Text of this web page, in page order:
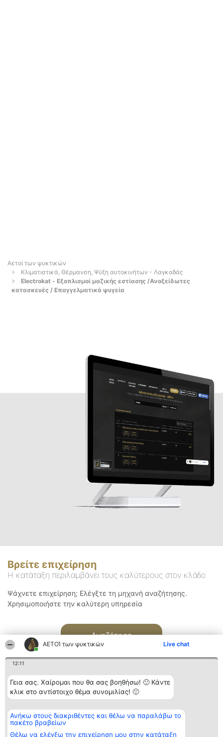
ΑΕΤΟΊ των ψυκτικών Live chat
12:11
Γεια σας. Χαίρομαι που θα σας βοηθήσω! 🙂 Κάντε
κλικ στο αντίστοιχο θέμα συνομιλίας! 🙂
Ανήκω στους διακριθέντες και θέλω να παραλάβω το
πακέτο βραβείων
Θέλω να ελέγξω την επιχείρηση μου στην κατάταξη
Αετοί των ψυκτικών
Κλιματιστικά, Θέρμανση, Ψύξη αυτοκινήτων - Λαγκαδάς
Electrokat - Εξοπλισμοί μαζικής εστίασης /Ανοξείδωτες
κατασκευές / Επαγγελματικά ψυγεία
Βρείτε επιχείρηση
Η κατάταξη περιλαμβάνει τους καλύτερους στον κλάδο
Ψάχνετε επιχείρηση; Ελέγξτε τη μηχανή αναζήτησης.
Χρησιμοποιήστε την καλύτερη υπηρεσία
Αναζήτηση
Διοργανωτής της
κατάταξης
BEAUTIFUL COMPANY
Κατάταξη
Διακριθέντες
των
Επικοινωνία
Επικοινωνία